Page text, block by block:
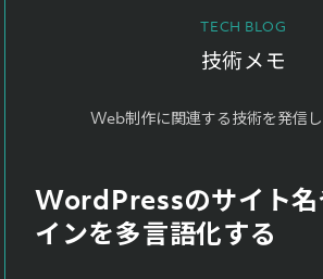
制作実績
Works
参考価格
制作の流れ
Flow
TECH BLOG
技術メモ
Web制作に関連する技術を発信し
WordPressのサイト名
インを多言語化する